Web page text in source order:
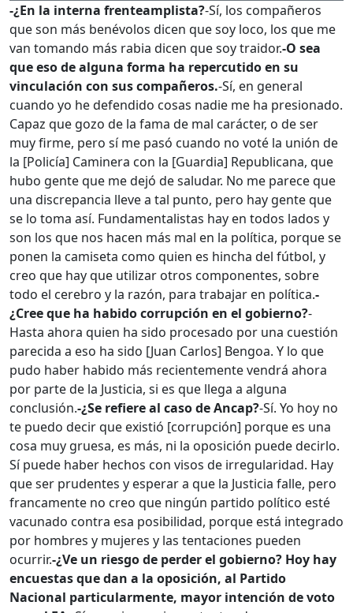
-¿En la interna frenteamplista?-Sí, los compañeros
que son más benévolos dicen que soy loco, los que me
van tomando más rabia dicen que soy traidor.-O sea
que eso de alguna forma ha repercutido en su
vinculación con sus compañeros.-Sí, en general
cuando yo he defendido cosas nadie me ha presionado.
Capaz que gozo de la fama de mal carácter, o de ser
muy firme, pero sí me pasó cuando no voté la unión de
la [Policía] Caminera con la [Guardia] Republicana, que
hubo gente que me dejó de saludar. No me parece que
una discrepancia lleve a tal punto, pero hay gente que
se lo toma así. Fundamentalistas hay en todos lados y
son los que nos hacen más mal en la política, porque se
ponen la camiseta como quien es hincha del fútbol, y
creo que hay que utilizar otros componentes, sobre
todo el cerebro y la razón, para trabajar en política.-
¿Cree que ha habido corrupción en el gobierno?-
Hasta ahora quien ha sido procesado por una cuestión
parecida a eso ha sido [Juan Carlos] Bengoa. Y lo que
pudo haber habido más recientemente vendrá ahora
por parte de la Justicia, si es que llega a alguna
conclusión.-¿Se refiere al caso de Ancap?-Sí. Yo hoy no
te puedo decir que existió [corrupción] porque es una
cosa muy gruesa, es más, ni la oposición puede decirlo.
Sí puede haber hechos con visos de irregularidad. Hay
que ser prudentes y esperar a que la Justicia falle, pero
francamente no creo que ningún partido político esté
vacunado contra esa posibilidad, porque está integrado
por hombres y mujeres y las tentaciones pueden
ocurrir.-¿Ve un riesgo de perder el gobierno? Hoy hay
encuestas que dan a la oposición, al Partido
Nacional particularmente, mayor intención de voto